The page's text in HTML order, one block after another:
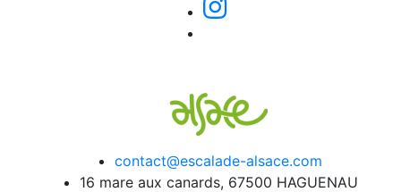
contact@escalade-alsace.com
16 mare aux canards, 67500 HAGUENAU